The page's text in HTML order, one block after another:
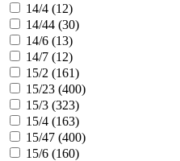
14/4 (12)
14/44 (30)
14/6 (13)
14/7 (12)
15/2 (161)
15/23 (400)
15/3 (323)
15/4 (163)
15/47 (400)
15/6 (160)